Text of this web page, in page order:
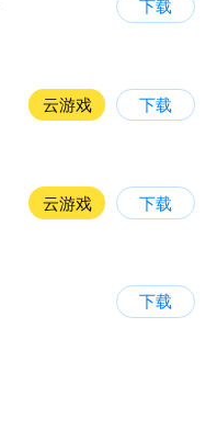
下载
云游戏 下载
云游戏 下载
下载